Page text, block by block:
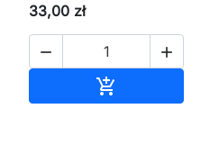
33,00 zł
 
